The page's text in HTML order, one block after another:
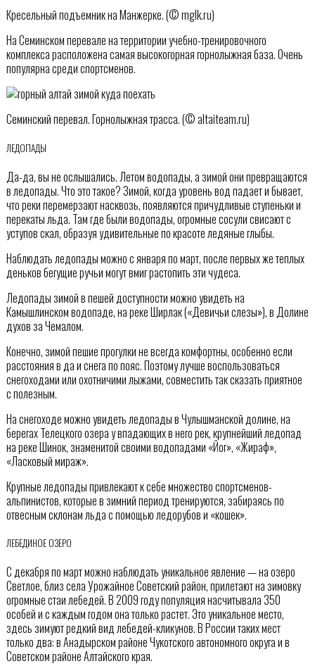
Кресельный подъемник на Манжерке. (© mglk.ru)
На Семинском перевале на территории учебно-тренировочного
комплекса расположена самая высокогорная горнолыжная база. Очень
популярна среди спортсменов.
Семинский перевал. Горнолыжная трасса. (© altaiteam.ru)
ЛЕДОПАДЫ
Да-да, вы не ослышались. Летом водопады, а зимой они превращаются
в ледопады. Что это такое? Зимой, когда уровень вод падает и бывает,
что реки перемерзают насквозь, появляются причудливые ступеньки и
перекаты льда. Там где были водопады, огромные сосули свисают с
уступов скал, образуя удивительные по красоте ледяные глыбы.
Наблюдать ледопады можно с января по март, после первых же теплых
деньков бегущие ручьи могут вмиг растопить эти чудеса.
Ледопады зимой в пешей доступности можно увидеть на
Камышлинском водопаде, на реке Ширлак («Девичьи слезы»), в Долине
духов за Чемалом.
Конечно, зимой пешие прогулки не всегда комфортны, особенно если
расстояния в да и снега по пояс. Поэтому лучше воспользоваться
снегоходами или охотничими лыжами, совместить так сказать приятное
с полезным.
На снегоходе можно увидеть ледопады в Чулышманской долине, на
берегах Телецкого озера у впадающих в него рек, крупнейший ледопад
на реке Шинок, знаменитой своими водопадами «Йог», «Жираф»,
«Ласковый мираж».
Крупные ледопады привлекают к себе множество спортсменов-
альпинистов, которые в зимний период тренируются, забираясь по
отвесным склонам льда с помощью ледорубов и «кошек».
ЛЕБЕДИНОЕ ОЗЕРО
С декабря по март можно наблюдать уникальное явление — на озеро
Светлое, близ села Урожайное Советский район, прилетают на зимовку
огромные стаи лебедей. В 2009 году популяция насчитывала 350
особей и с каждым годом она только растет. Это уникальное место,
здесь зимуют редкий вид лебедей-кликунов. В России таких мест
только два: в Анадырском районе Чукотского автономного округа и в
Советском районе Алтайского края.